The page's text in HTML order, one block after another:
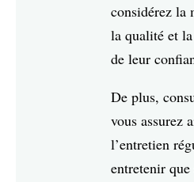
considérez la
la qualité et
de leur
De plus,
vous assurez
l’entretien
entretenir que